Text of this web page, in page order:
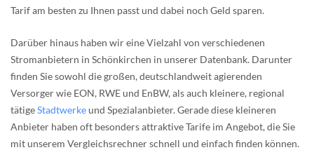
Tarif am besten zu Ihnen passt und dabei noch Geld sparen.
Darüber hinaus haben wir eine Vielzahl von verschiedenen
Stromanbietern in Schönkirchen in unserer Datenbank. Darunter
finden Sie sowohl die großen, deutschlandweit agierenden
Versorger wie EON, RWE und EnBW, als auch kleinere, regional
tätigeStadtwerkeund Spezialanbieter. Gerade diese kleineren
Anbieter haben oft besonders attraktive Tarife im Angebot, die Sie
mit unserem Vergleichsrechner schnell und einfach finden können.